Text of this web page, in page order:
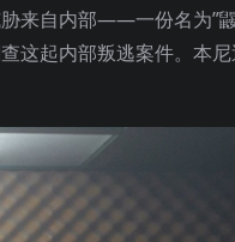
来自内部——一份名为”
这起内部叛逃案件。本